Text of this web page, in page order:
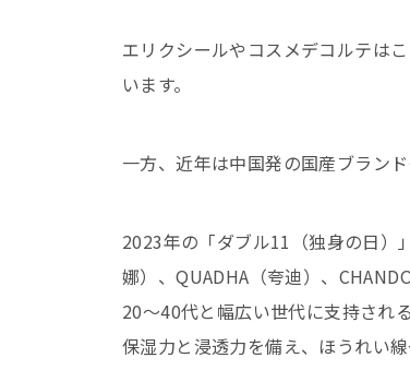
エリクシールやコスメデコルテは
います。
一方、近年は中国発の国産ブラン
2023年の「ダブル11（独身の日）
娜）、QUADHA（夸迪）、
20〜40代と幅広い世代に支持され
保湿力と浸透力を備え、ほうれい